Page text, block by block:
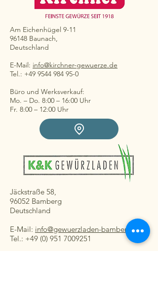
Am Eichenhügel 9-11
96148 Baunach,
Deutschland
E-Mail: info@kirchner-gewuerze.de
Tel.: +49 9544 984 95-0
Büro und Werksverkauf:
Mo. – Do. 8:00 – 16:00 Uhr
Fr. 8:00 – 12:00 Uhr
Jäckstraße 58,
96052 Bamberg
Deutschland
E-Mail: info@gewuerzladen-bamberg.de
Tel.: +49 (0) 951 7009251